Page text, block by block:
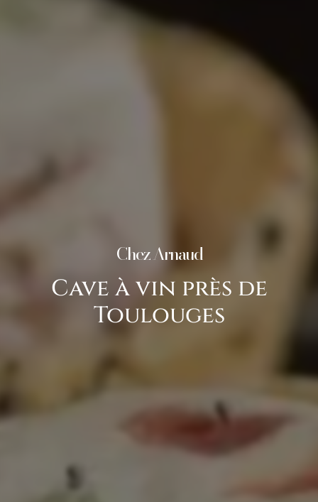
Cave à vin près de
Toulouges
Chez Arnaud